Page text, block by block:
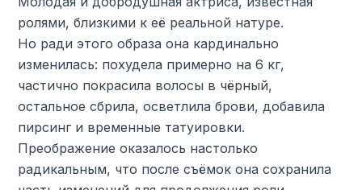
ролями, близкими к её реальной натуре.
Но ради этого образа она кардинально
изменилась: похудела примерно на 6 кг,
частично покрасила волосы в чёрный,
остальное сбрила, осветлила брови, добавила
пирсинг и временные татуировки.
Преображение оказалось настолько
радикальным, что после съёмок она сохранила